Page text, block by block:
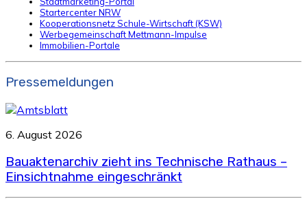
Startercenter NRW
Kooperationsnetz Schule-Wirtschaft (KSW)
Werbegemeinschaft Mettmann-Impulse
Immobilien-Portale
Pressemeldungen
6. August 2026
Bauaktenarchiv zieht ins Technische Rathaus –
Einsichtnahme eingeschränkt